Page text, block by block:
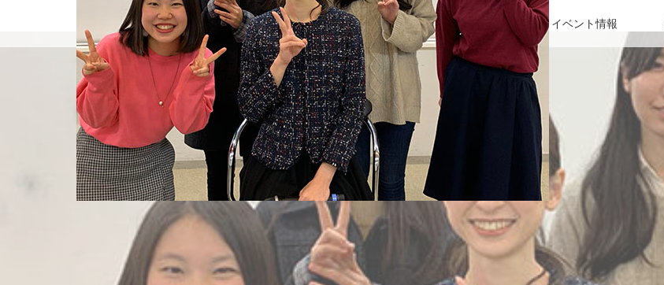
島袋尚美の就活相談 女性社長インタビュー イベント情報